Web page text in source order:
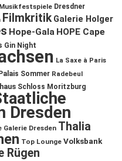
Dresdner
Filmkritik Galerie Holger
Hope-Gala HOPE Cape
Gin Night
La Saxe à Paris
Palais Sommer Radebeul
Schloss Moritzburg
Dresden
Dresden Thalia
Top Lounge Volksbank
Rügen